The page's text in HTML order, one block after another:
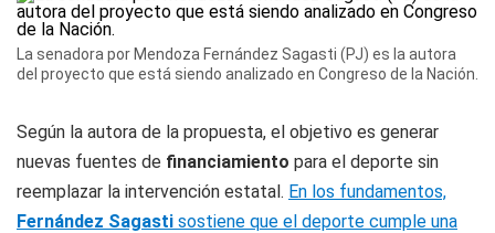
La senadora por Mendoza Fernández Sagasti (PJ) es la autora
del proyecto que está siendo analizado en Congreso de la Nación.
Según la autora de la propuesta, el objetivo es generar
nuevas fuentes de financiamiento para el deporte sin
reemplazar la intervención estatal. En los fundamentos,
Fernández Sagasti sostiene que el deporte cumple una